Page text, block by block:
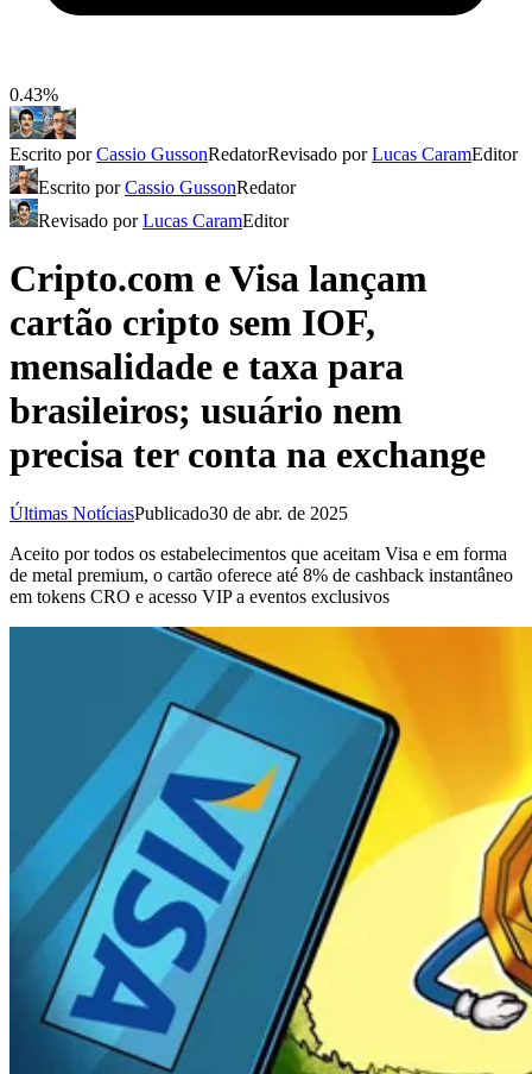
0.43%
Escrito porCassio GussonRedatorRevisado porLucas CaramEditor
Escrito porCassio GussonRedator
Revisado porLucas CaramEditor
Cripto.com e Visa lançam
cartão cripto sem IOF,
mensalidade e taxa para
brasileiros; usuário nem
precisa ter conta na exchange
Últimas NotíciasPublicado30 de abr. de 2025
Aceito por todos os estabelecimentos que aceitam Visa e em forma
de metal premium, o cartão oferece até 8% de cashback instantâneo
em tokens CRO e acesso VIP a eventos exclusivos